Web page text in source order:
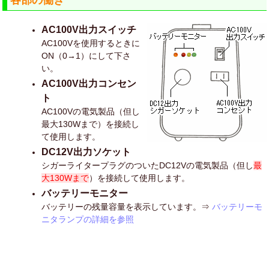
AC100V出力スイッチ
AC100Vを使用するときに
ON（0→1）にして下さ
い。
AC100V出力コンセン
ト
AC100Vの電気製品（但し
最大130Wまで）を接続し
て使用します。
DC12V出力ソケット
シガーライタープラグのついたDC12Vの電気製品（但し最
大130Wまで）を接続して使用します。
バッテリーモニター
バッテリーの残量容量を表示しています。⇒バッテリーモ
ニタランプの詳細を参照